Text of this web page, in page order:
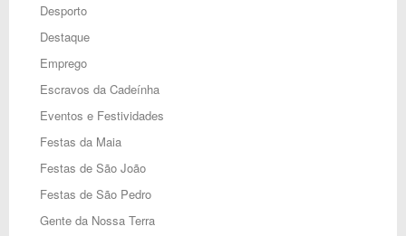
Desporto
Destaque
Emprego
Escravos da Cadeínha
Eventos e Festividades
Festas da Maia
Festas de São João
Festas de São Pedro
Gente da Nossa Terra